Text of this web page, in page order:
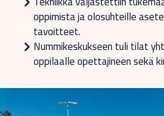
oppimista ja olosuhteille
tavoitteet.
Nummikeskukseen tuli tilat
oppilaalle opettajineen sekä